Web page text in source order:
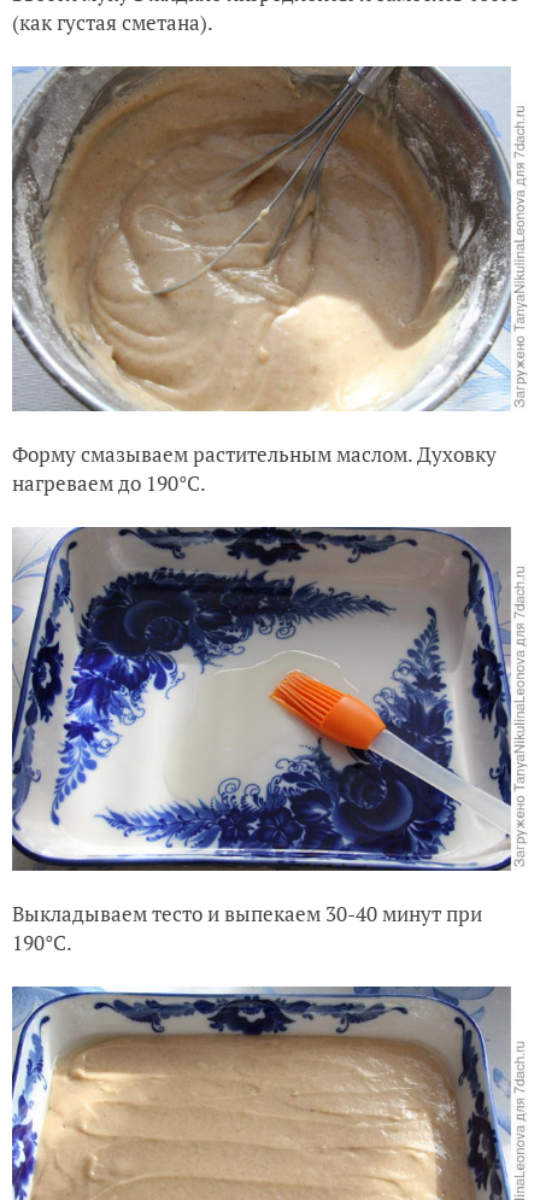
(как густая сметана).
Форму смазываем растительным маслом. Духовку
нагреваем до 190°C.
Выкладываем тесто и выпекаем 30-40 минут при
190°C.